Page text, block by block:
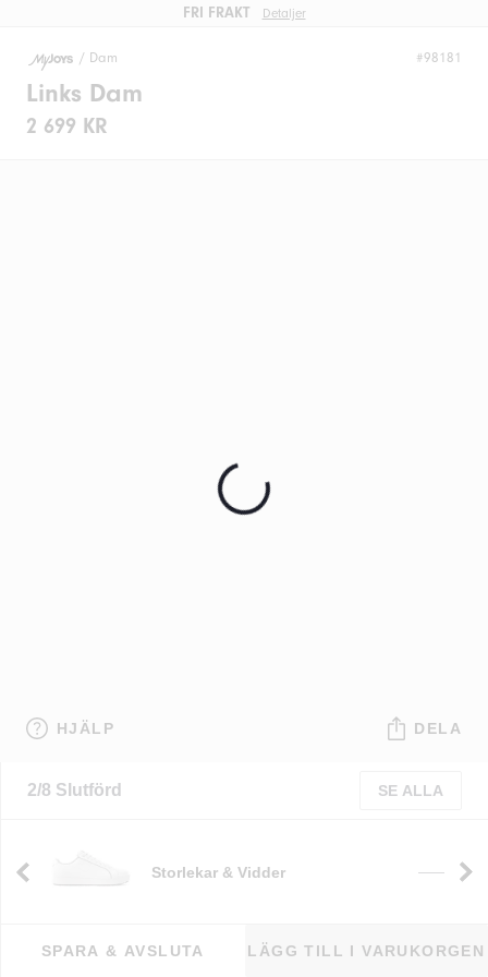
FRI FRAKT Detaljer
/ Dam #98181
Links Dam
2 699 KR
HJÄLP DELA
2/8 Slutförd SE ALLA
Storlekar & Vidder ——
SPARA & AVSLUTA LÄGG TILL I VARUKORGEN